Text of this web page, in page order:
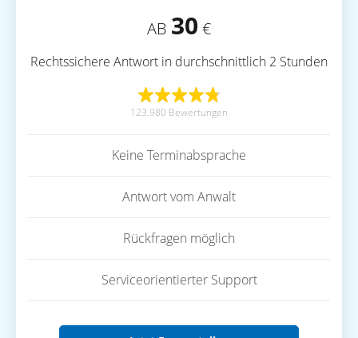
AB 30 €
Rechtssichere Antwort in durchschnittlich 2 Stunden
123.980 Bewertungen
Keine Terminabsprache
Antwort vom Anwalt
Rückfragen möglich
Serviceorientierter Support